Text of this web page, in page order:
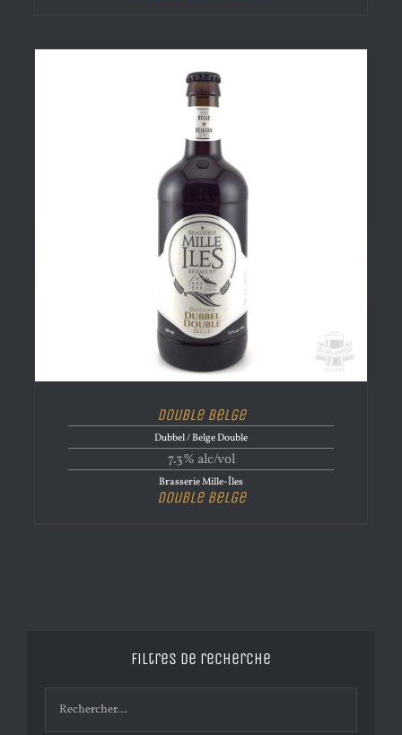
Double Belge
Dubbel / Belge Double
7.3% alc/vol
Brasserie Mille-Îles
Double Belge
Filtres de recherche